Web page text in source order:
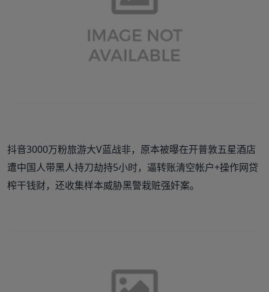
抖音3000万粉旅游大V蓝战非，原本被曝在开普敦五星酒店
遭中国人带黑人持刀劫持5小时，逼转账清空帐户+操作网贷
榨干钱财，还收集样本威胁黑警栽赃强奸案。